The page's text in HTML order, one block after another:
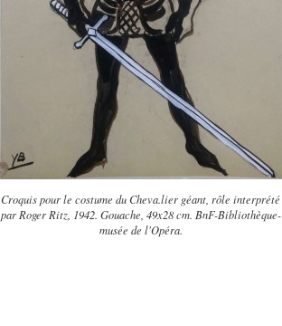
Croquis pour le costume du Cheva.lier géant, rôle interprété
par Roger Ritz, 1942. Gouache, 49x28 cm. BnF-Bibliothèque-
musée de l'Opéra.